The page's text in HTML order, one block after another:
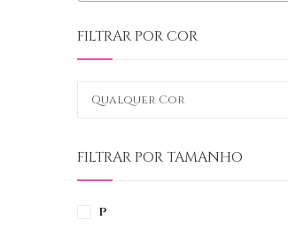
FILTRAR POR COR
FILTRAR POR TAMANHO
P